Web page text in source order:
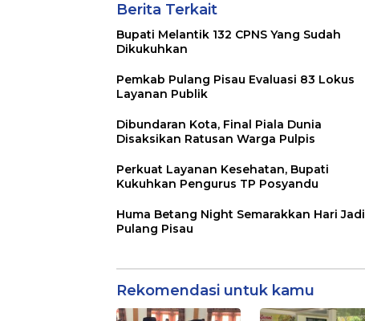
Berita Terkait
Bupati Melantik 132 CPNS Yang Sudah
Dikukuhkan
Pemkab Pulang Pisau Evaluasi 83 Lokus
Layanan Publik
Dibundaran Kota, Final Piala Dunia
Disaksikan Ratusan Warga Pulpis
Perkuat Layanan Kesehatan, Bupati
Kukuhkan Pengurus TP Posyandu
Huma Betang Night Semarakkan Hari Jadi
Pulang Pisau
Rekomendasi untuk kamu